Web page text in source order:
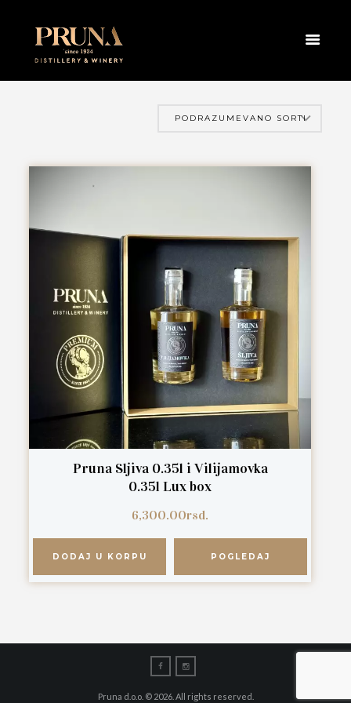
HOME
Pruna Sljiva 0.35l i Vilijamovka
0.35l Lux box
6,300.00rsd.
DODAJ U KORPU POGLEDAJ
Pruna d.o.o. © 2026. All rights reserved.